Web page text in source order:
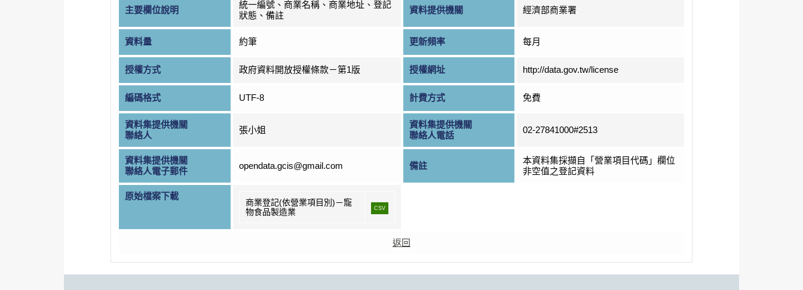
主要欄位說明
統一編號、商業名稱、商業地址、登記
狀態、備註
資料提供機關 經濟部商業署
資料量 約筆 更新頻率 每月
授權方式 政府資料開放授權條款－第1版 授權網址 http://data.gov.tw/license
編碼格式 UTF-8 計費方式 免費
資料集提供機關
聯絡人
張小姐
資料集提供機關
聯絡人電話
02-27841000#2513
資料集提供機關
聯絡人電子郵件
opendata.gcis@gmail.com 備註
本資料集採擷自「營業項目代碼」欄位
非空值之登記資料
原始檔案下載
商業登記(依營業項目別)－寵
物食品製造業
CSV
返回